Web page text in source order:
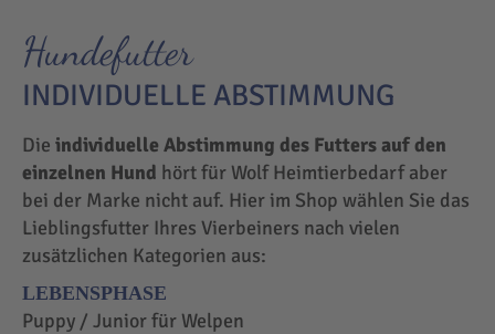
Hundefutter
INDIVIDUELLE ABSTIMMUNG
Die individuelle Abstimmung des Futters auf den
einzelnen Hund hört für Wolf Heimtierbedarf aber
bei der Marke nicht auf. Hier im Shop wählen Sie das
Lieblingsfutter Ihres Vierbeiners nach vielen
zusätzlichen Kategorien aus:
LEBENSPHASE
Puppy / Junior für Welpen